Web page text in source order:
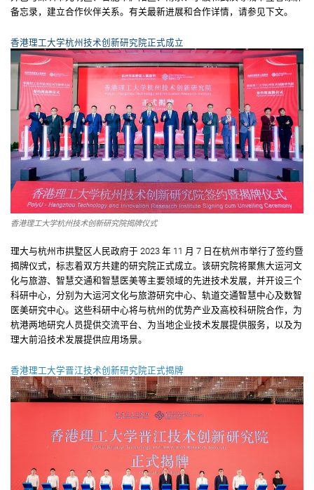
备忘录，建立合作伙伴关系。有关最新进展和合作详情，请参见下文。
香港理工大学杭州技术创新研究院正式成立
香港理工大学杭州技术创新研究院揭牌仪式
理大与杭州市拱墅区人民政府于 2023 年 11 月 7 日在杭州市举行了签约暨
揭牌仪式，标志着双方共建的研究院正式成立。该研究院将聚焦大运河文
化与旅游、智慧交通和智慧医美等主要领域的先进技术发展，并开设三个
科研中心，分别为大运河文化与旅游研究中心、轨道交通智慧中心及数智
医美研究中心。这些科研中心将与杭州的优势产业及高校科研院合作，为
杭港两地研究人员提供交流平台、为当地企业技术发展提供服务，以及为
理大前沿技术发展提供应用场景。
香港理工大学晋江技术创新研究院正式揭牌